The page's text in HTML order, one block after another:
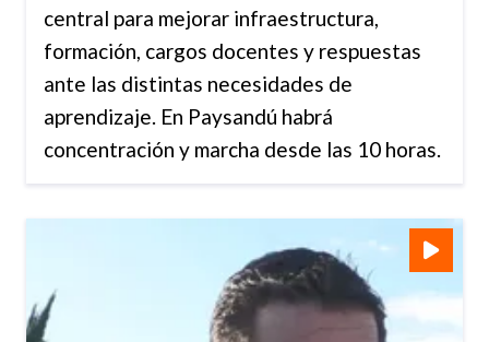
central para mejorar infraestructura,
formación, cargos docentes y respuestas
ante las distintas necesidades de
aprendizaje. En Paysandú habrá
concentración y marcha desde las 10 horas.